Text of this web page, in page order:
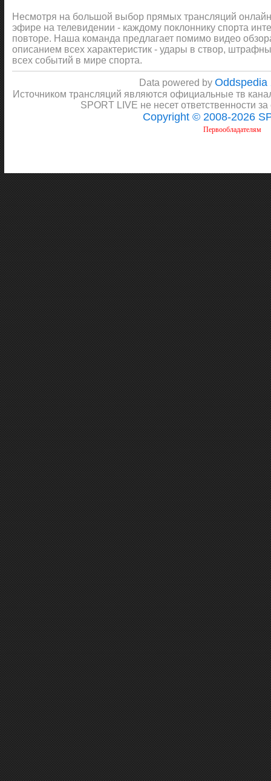
Несмотря на большой выбор прямых трансляций
эфире на телевидении - каждому поклоннику спорта
повторе. Наша команда предлагает помимо видео
описанием всех характеристик - удары в створ,
всех событий в мире спорта.
Data powered byOddspedia
Источником трансляций являются официальные тв
SPORT LIVE не несет ответственности
Copyright © 2008-2026
Первообладателям